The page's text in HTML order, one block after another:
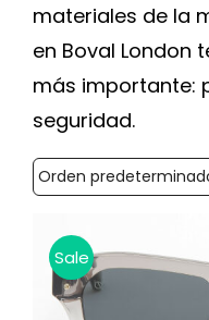
materiales de la
en Boval London
más importante:
seguridad.
Sale